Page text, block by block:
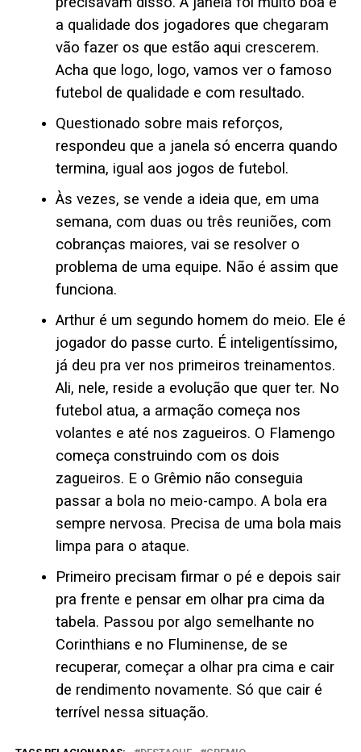
a qualidade dos jogadores que chegaram
vão fazer os que estão aqui crescerem.
Acha que logo, logo, vamos ver o famoso
futebol de qualidade e com resultado.
Questionado sobre mais reforços,
respondeu que a janela só encerra quando
termina, igual aos jogos de futebol.
Às vezes, se vende a ideia que, em uma
semana, com duas ou três reuniões, com
cobranças maiores, vai se resolver o
problema de uma equipe. Não é assim que
funciona.
Arthur é um segundo homem do meio. Ele é
jogador do passe curto. É inteligentíssimo,
já deu pra ver nos primeiros treinamentos.
Ali, nele, reside a evolução que quer ter. No
futebol atua, a armação começa nos
volantes e até nos zagueiros. O Flamengo
começa construindo com os dois
zagueiros. E o Grêmio não conseguia
passar a bola no meio-campo. A bola era
sempre nervosa. Precisa de uma bola mais
limpa para o ataque.
Primeiro precisam firmar o pé e depois sair
pra frente e pensar em olhar pra cima da
tabela. Passou por algo semelhante no
Corinthians e no Fluminense, de se
recuperar, começar a olhar pra cima e cair
de rendimento novamente. Só que cair é
terrível nessa situação.